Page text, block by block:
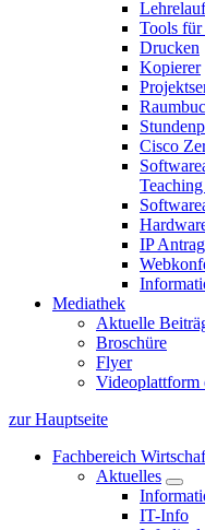
Tools
Drucken
Kopierer
Cisco
IP
Mediathek
Aktuelle
Broschüre
Flyer
Videoplattform
zur Hauptseite
Fachbereich
Aktuelles
IT-Info